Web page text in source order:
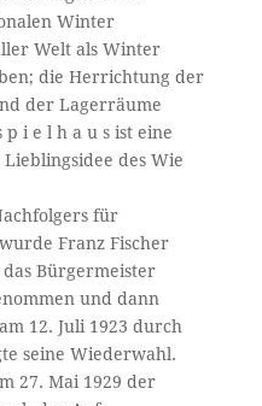
Winter­
Welt als Winter­
die Herrichtung der
der Lagerräume
p i e l h a u s ist eine
des Wie­
für
Franz Fischer
Bürgermeister­
und dann
12. Juli 1923 durch­
seine Wiederwahl.
27. Mai 1929 der